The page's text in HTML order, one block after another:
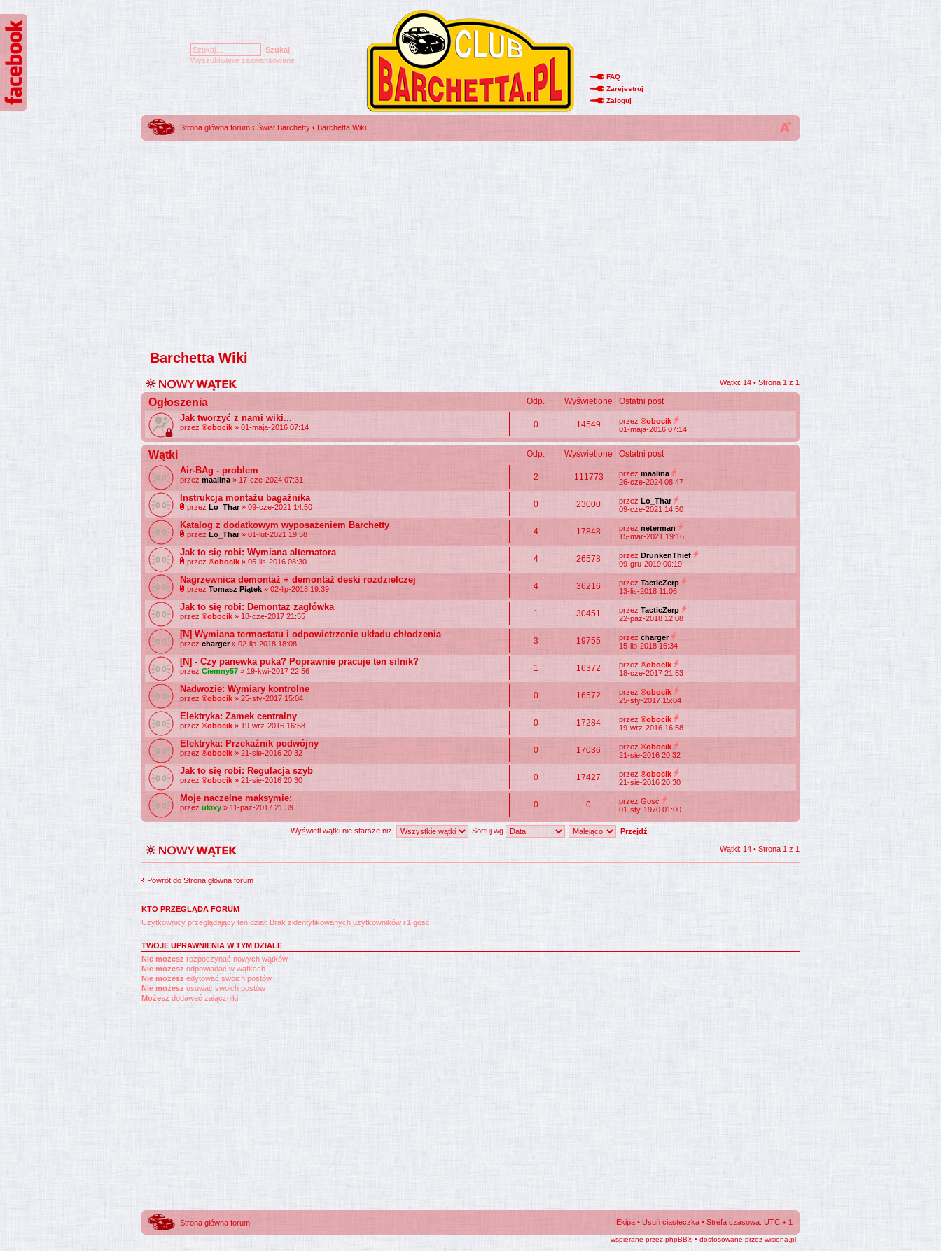
Wyszukiwanie zaawansowane
FAQ
Zarejestruj
Zaloguj
Strona główna forum ‹ Świat Barchetty ‹ Barchetta Wiki
Barchetta Wiki
Wątki: 14 • Strona 1 z 1
Ogłoszenia Odp. Wyświetlone Ostatni post
Jak tworzyć z nami wiki...
przez ®obocik » 01-maja-2016 07:14 0 14549 przez ®obocik
01-maja-2016 07:14
Wątki Odp. Wyświetlone Ostatni post
Air-BAg - problem
przez maalina » 17-cze-2024 07:31 2 111773 przez maalina
26-cze-2024 08:47
Instrukcja montażu bagażnika
przez Lo_Thar» 09-cze-2021 14:50 0 23000 przez Lo_Thar
09-cze-2021 14:50
Katalog z dodatkowym wyposażeniem Barchetty
przez Lo_Thar» 01-lut-2021 19:58 4 17848 przez neterman
15-mar-2021 19:16
Jak to się robi: Wymiana alternatora
przez ®obocik » 05-lis-2016 08:30 4 26578 przez DrunkenThief
09-gru-2019 00:19
Nagrzewnica demontaż + demontaż deski rozdzielczej
przez Tomasz Piątek » 02-lip-2018 19:39 4 36216 przez TacticZerp
13-lis-2018 11:06
Jak to się robi: Demontaż zagłówka
przez ®obocik » 18-cze-2017 21:55 1 30451 przez TacticZerp
22-paź-2018 12:08
[N] Wymiana termostatu i odpowietrzenie układu chłodzenia
przez charger» 02-lip-2018 18:08 3 19755 przez charger
15-lip-2018 16:34
[N] - Czy panewka puka? Poprawnie pracuje ten silnik?
przez Ciemny57 » 19-kwi-2017 22:56 1 16372 przez ®obocik
18-cze-2017 21:53
Nadwozie: Wymiary kontrolne
przez ®obocik » 25-sty-2017 15:04 0 16572 przez ®obocik
25-sty-2017 15:04
Elektryka: Zamek centralny
przez ®obocik » 19-wrz-2016 16:58 0 17284 przez ®obocik
19-wrz-2016 16:58
Elektryka: Przekaźnik podwójny
przez ®obocik » 21-sie-2016 20:32 0 17036 przez ®obocik
21-sie-2016 20:32
Jak to się robi: Regulacja szyb
przez ®obocik » 21-sie-2016 20:30 0 17427 przez ®obocik
21-sie-2016 20:30
Moje naczelne maksymie:
przez ukixy » 11-paź-2017 21:39 0 0
przez Gość
01-sty-1970 01:00
Wyświetl wątki nie starsze niż: Sortuj wg
Wątki: 14 • Strona 1 z 1
Powrót do Strona główna forum
KTO PRZEGLĄDA FORUM
Użytkownicy przeglądający ten dział: Brak zidentyfikowanych użytkowników i 1 gość
TWOJE UPRAWNIENIA W TYM DZIALE
Nie możesz rozpoczynać nowych wątków
Nie możesz odpowiadać w wątkach
Nie możesz edytować swoich postów
Nie możesz usuwać swoich postów
Możesz dodawać załączniki
Strona główna forum Ekipa • Usuń ciasteczka • Strefa czasowa: UTC + 1
wspierane przez phpBB® • dostosowane przez wisiena.pl